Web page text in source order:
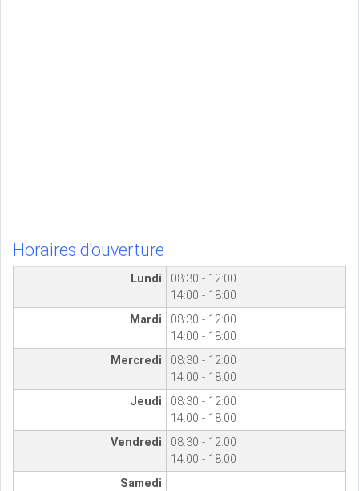
Horaires d'ouverture
Lundi
08:30 - 12:00
14:00 - 18:00
Mardi
08:30 - 12:00
14:00 - 18:00
Mercredi
08:30 - 12:00
14:00 - 18:00
Jeudi
08:30 - 12:00
14:00 - 18:00
Vendredi
08:30 - 12:00
14:00 - 18:00
Samedi